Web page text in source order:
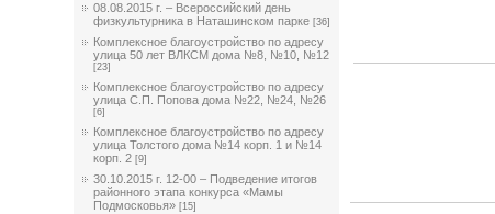
08.08.2015 г. – Всероссийский день
физкультурника в Наташинском парке [36]
Комплексное благоустройство по адресу
улица 50 лет ВЛКСМ дома №8, №10, №12
[23]
Комплексное благоустройство по адресу
улица С.П. Попова дома №22, №24, №26
[6]
Комплексное благоустройство по адресу
улица Толстого дома №14 корп. 1 и №14
корп. 2 [9]
30.10.2015 г. 12-00 – Подведение итогов
районного этапа конкурса «Мамы
Подмосковья» [15]